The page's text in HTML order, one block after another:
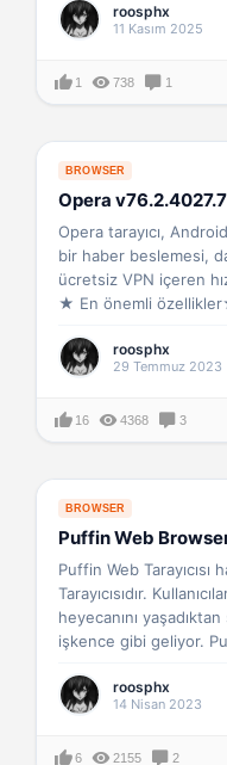
roosphx
11 Kasım 2025
1 738 1
BROWSER
Opera
Opera tarayıcı,
bir haber beslemesi,
ücretsiz VPN içeren
★ En önemli
roosphx
29 Temmuz 2023
16 4368 3
BROWSER
Puffin Web
Puffin Web Tarayıcısı
Tarayıcısıdır.
heyecanını
işkence gibi geliyor.
roosphx
14 Nisan 2023
6 2155 2